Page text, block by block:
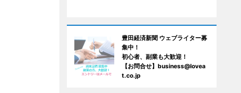
豊田経済新聞 ウェブライター募
集中！
初心者、副業も大歓迎！
【お問合せ】business@lovea
t.co.jp